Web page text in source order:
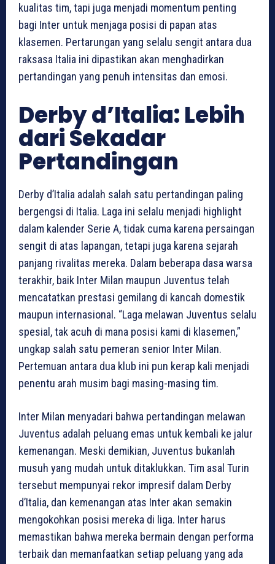
kualitas tim, tapi juga menjadi momentum penting
bagi Inter untuk menjaga posisi di papan atas
klasemen. Pertarungan yang selalu sengit antara dua
raksasa Italia ini dipastikan akan menghadirkan
pertandingan yang penuh intensitas dan emosi.
Derby d’Italia: Lebih
dari Sekadar
Pertandingan
Derby d’Italia adalah salah satu pertandingan paling
bergengsi di Italia. Laga ini selalu menjadi highlight
dalam kalender Serie A, tidak cuma karena persaingan
sengit di atas lapangan, tetapi juga karena sejarah
panjang rivalitas mereka. Dalam beberapa dasa warsa
terakhir, baik Inter Milan maupun Juventus telah
mencatatkan prestasi gemilang di kancah domestik
maupun internasional. “Laga melawan Juventus selalu
spesial, tak acuh di mana posisi kami di klasemen,”
ungkap salah satu pemeran senior Inter Milan.
Pertemuan antara dua klub ini pun kerap kali menjadi
penentu arah musim bagi masing-masing tim.
Inter Milan menyadari bahwa pertandingan melawan
Juventus adalah peluang emas untuk kembali ke jalur
kemenangan. Meski demikian, Juventus bukanlah
musuh yang mudah untuk ditaklukkan. Tim asal Turin
tersebut mempunyai rekor impresif dalam Derby
d’Italia, dan kemenangan atas Inter akan semakin
mengokohkan posisi mereka di liga. Inter harus
memastikan bahwa mereka bermain dengan performa
terbaik dan memanfaatkan setiap peluang yang ada